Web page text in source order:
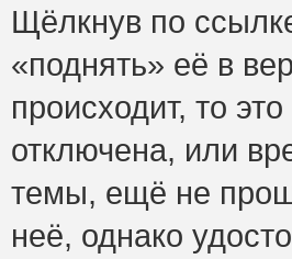
Щёлкнув по
«поднять» её в
происходит, то
отключена, или
темы, ещё не
неё, однако